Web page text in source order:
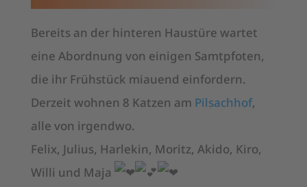
Bereits an der hinteren Haustüre wartet
eine Abordnung von einigen Samtpfoten,
die ihr Frühstück miauend einfordern.
Derzeit wohnen 8 Katzen am Pilsachhof,
alle von irgendwo.
Felix, Julius, Harlekin, Moritz, Akido, Kiro,
Willi und Maja